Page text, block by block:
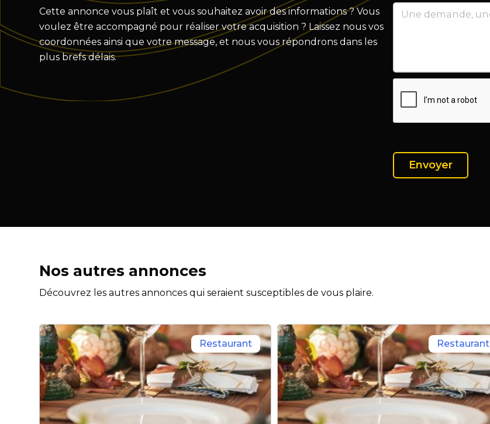
Cette annonce vous plaît et vous souhaitez avoir des informations ? Vous
voulez être accompagné pour réaliser votre acquisition ? Laissez nous vos
coordonnées ainsi que votre message, et nous vous répondrons dans les
plus brefs délais.
Nos autres annonces
Découvrez les autres annonces qui seraient susceptibles de vous plaire.
Restaurant Restaurant